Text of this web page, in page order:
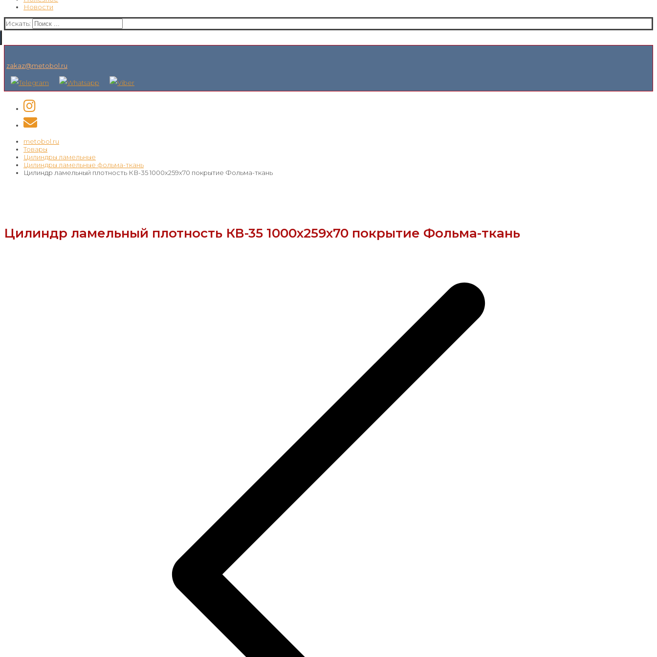
Новости
Искать:
zakaz@metobol.ru
metobol.ru
Товары
Цилиндры ламельные
Цилиндры ламельные фольма-ткань
Цилиндр ламельный плотность КВ-35 1000х259х70 покрытие Фольма-ткань
Цилиндр ламельный плотность КВ-35 1000х259х70 покрытие Фольма-ткань